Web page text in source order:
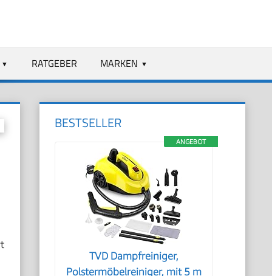
RATGEBER MARKEN
BESTSELLER
ANGEBOT
TVD Dampfreiniger,
Polstermöbelreiniger, mit 5 m